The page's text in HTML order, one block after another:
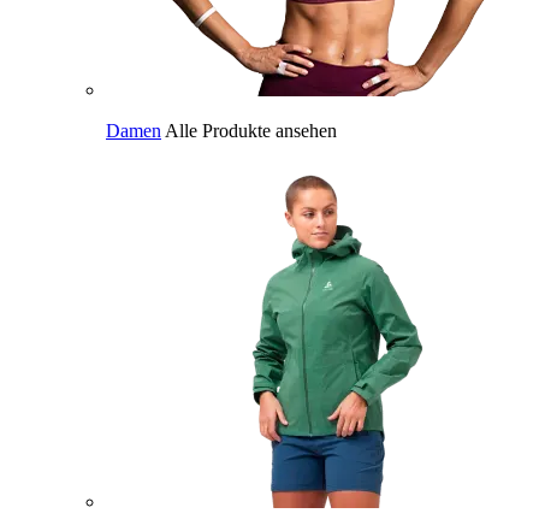
Damen Alle Produkte ansehen